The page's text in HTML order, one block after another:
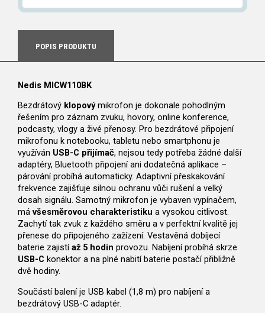
POPIS PRODUKTU
Nedis MICW110BK
Bezdrátový klopovýmikrofon je dokonale pohodlným
řešením pro záznam zvuku, hovory, online konference,
podcasty, vlogy a živé přenosy. Pro bezdrátové připojení
mikrofonu k notebooku, tabletu nebo smartphonu je
využíván USB-C přijímač, nejsou tedy potřeba žádné další
adaptéry, Bluetooth připojení ani dodatečná aplikace –
párování probíhá automaticky. Adaptivní přeskakování
frekvence zajišťuje silnou ochranu vůči rušení a velký
dosah signálu. Samotný mikrofon je vybaven vypínačem,
mávšesměrovou charakteristiku a vysokou citlivost.
Zachytí tak zvuk z každého směru a v perfektní kvalitě jej
přenese do připojeného zažízení. Vestavěná dobíjecí
baterie zajistíaž 5 hodin provozu. Nabíjení probíhá skrze
USB-C konektor a na plné nabití baterie postačí přibližně
dvě hodiny.
Součástí balení je USB kabel (1,8 m) pro nabíjení a
bezdrátový USB-C adaptér.